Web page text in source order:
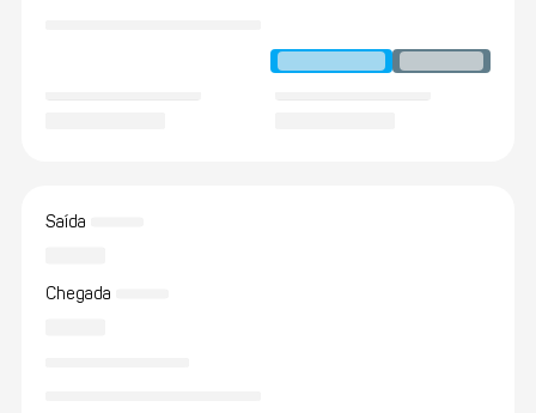
Saída
Chegada